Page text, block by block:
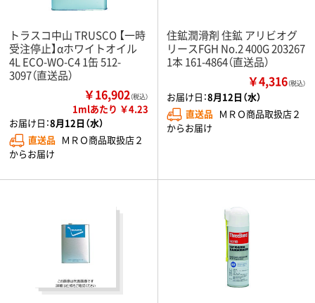
トラスコ中山 TRUSCO 【一時
受注停止】αホワイトオイル
4L ECO-WO-C4 1缶 512-
3097（直送品）
￥16,902（税込）
1mlあたり ￥4.23
お届け日：8月12日（水）
直送品 ＭＲＯ商品取扱店２
からお届け
住鉱潤滑剤 住鉱 アリビオグ
リースFGH No.2 400G 203267
1本 161-4864（直送品）
￥4,316（税込）
お届け日：8月12日（水）
直送品 ＭＲＯ商品取扱店２
からお届け